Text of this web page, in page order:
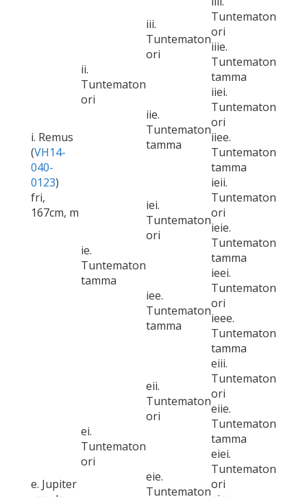
i. Remus
(VH14-
040-
0123)
fri,
167cm, m
ii.
Tuntematon
ori
iii.
Tuntematon
ori
Tuntematon
ori
iiie.
Tuntematon
tamma
iie.
Tuntematon
tamma
iiei.
Tuntematon
ori
iiee.
Tuntematon
tamma
ie.
Tuntematon
tamma
iei.
Tuntematon
ori
ieii.
Tuntematon
ori
ieie.
Tuntematon
tamma
iee.
Tuntematon
tamma
ieei.
Tuntematon
ori
ieee.
Tuntematon
tamma
e. Jupiter
ei.
Tuntematon
ori
eii.
Tuntematon
ori
eiii.
Tuntematon
ori
eiie.
Tuntematon
tamma
eie.
Tuntematon
eiei.
Tuntematon
ori